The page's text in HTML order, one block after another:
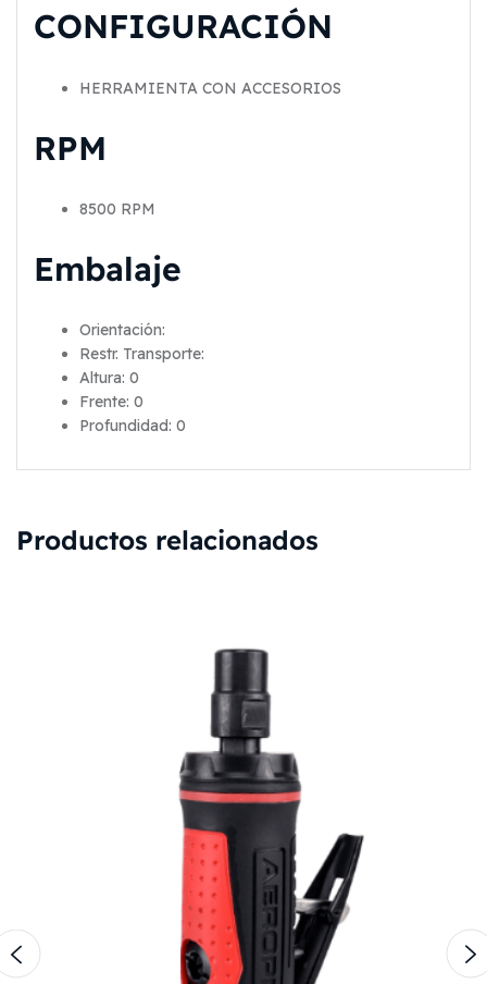
CONFIGURACIÓN
HERRAMIENTA CON ACCESORIOS
RPM
8500 RPM
Embalaje
Orientación:
Restr. Transporte:
Altura: 0
Frente: 0
Profundidad: 0
Productos relacionados